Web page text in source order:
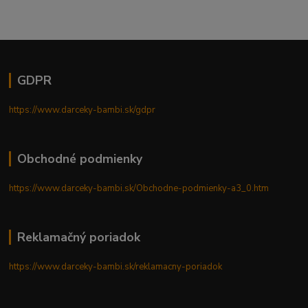
GDPR
https://www.darceky-bambi.sk/gdpr
Obchodné podmienky
https://www.darceky-bambi.sk/Obchodne-podmienky-a3_0.htm
Reklamačný poriadok
https://www.darceky-bambi.sk/reklamacny-poriadok